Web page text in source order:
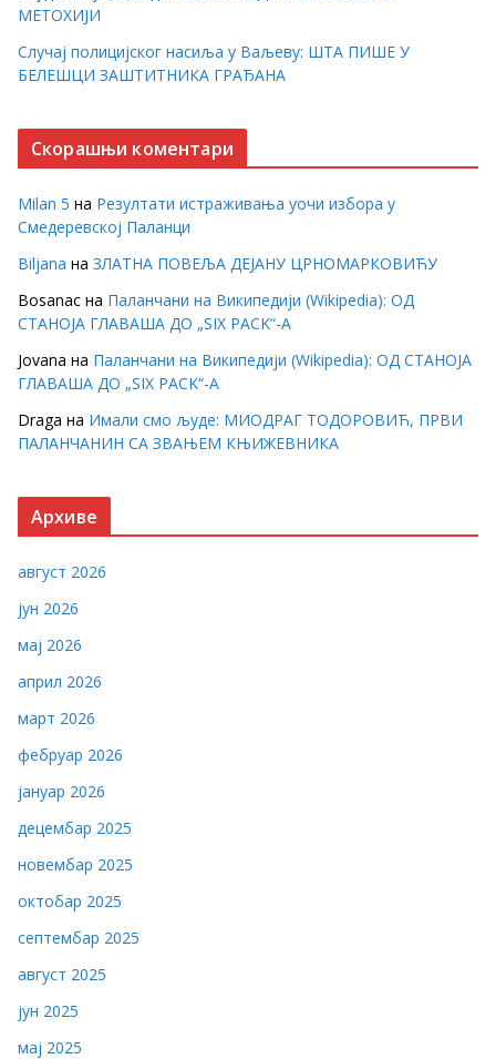
МЕТОХИЈИ
Случај полицијског насиља у Ваљеву: ШТА ПИШЕ У
БЕЛЕШЦИ ЗАШТИТНИКА ГРАЂАНА
Скорашњи коментари
Milan 5 на Резултати истраживања уочи избора у
Смедеревској Паланци
Biljana на ЗЛАТНА ПОВЕЉА ДЕЈАНУ ЦРНОМАРКОВИЋУ
Bosanac на Паланчани на Википедији (Wikipedia): ОД
СТАНОЈА ГЛАВАША ДО „SIX PACK“-А
Jovana на Паланчани на Википедији (Wikipedia): ОД СТАНОЈА
ГЛАВАША ДО „SIX PACK“-А
Draga на Имали смо људе: МИОДРАГ ТОДОРОВИЋ, ПРВИ
ПАЛАНЧАНИН СА ЗВАЊЕМ КЊИЖЕВНИКА
Архиве
август 2026
јун 2026
мај 2026
април 2026
март 2026
фебруар 2026
јануар 2026
децембар 2025
новембар 2025
октобар 2025
септембар 2025
август 2025
јун 2025
мај 2025